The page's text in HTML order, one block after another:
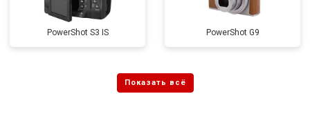
PowerShot S3 IS PowerShot G9